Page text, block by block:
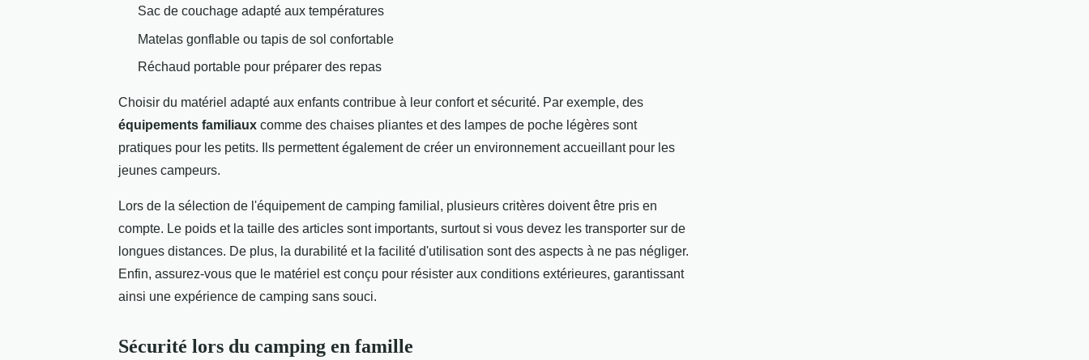
Sac de couchage adapté aux températures
Matelas gonflable ou tapis de sol confortable
Réchaud portable pour préparer des repas
Choisir du matériel adapté aux enfants contribue à leur confort et sécurité. Par exemple, des
équipements familiaux comme des chaises pliantes et des lampes de poche légères sont
pratiques pour les petits. Ils permettent également de créer un environnement accueillant pour les
jeunes campeurs.
Lors de la sélection de l'équipement de camping familial, plusieurs critères doivent être pris en
compte. Le poids et la taille des articles sont importants, surtout si vous devez les transporter sur de
longues distances. De plus, la durabilité et la facilité d'utilisation sont des aspects à ne pas négliger.
Enfin, assurez-vous que le matériel est conçu pour résister aux conditions extérieures, garantissant
ainsi une expérience de camping sans souci.
Sécurité lors du camping en famille